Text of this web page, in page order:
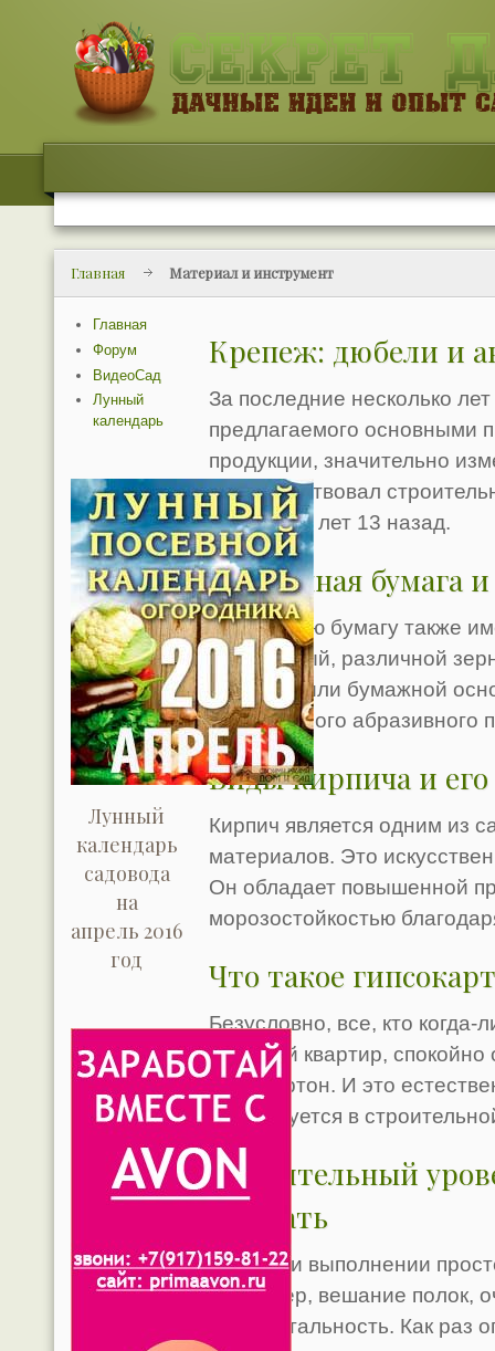
Главная Материал и инструмент
Крепеж: дюбели и
За последние несколько
предлагаемого основными
продукции, значительно
поспособствовал
появились лет 13 назад.
Наждачная бумага
Наждачную бумагу также
абразивный, различной
тканевой или бумажной
специального абразивного
Виды кирпича и
Кирпич является одним из
материалов. Это
Он обладает повышенной
морозостойкостью
Что такое
Безусловно, все, кто
отделкой квартир,
гипсокартон. И это
используется в
Строительный
выбрать
Даже при выполнении
например, вешание полок,
горизонтальность. Как раз
Главная
Форум
ВидеоСад
Лунный
календарь
Лунный
календарь
садовода
на
апрель 2016
год